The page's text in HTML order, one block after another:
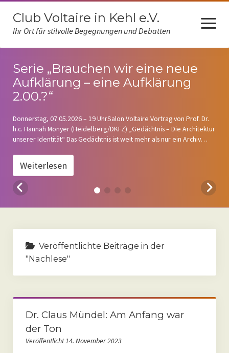
Club Voltaire in Kehl e.V.
Ihr Ort für stilvolle Begegnungen und Debatten
Menü
öffnen
Über uns
Unser Programm
Nachlese
Kunst im Salon
Kontakt und Anfahrt
Serie „Brauchen wir eine neue
Aufklärung – eine Aufklärung
2.00.?“
Donnerstag, 07.05.2026 – 19 UhrSalon Voltaire Vortrag von Prof. Dr.
h.c. Hannah Monyer (Heidelberg/DKFZ) „Gedächtnis – Die Architektur
unserer Identität“ Das Gedächtnis ist weit mehr als nur ein Archiv
Weiterlesen
Veröffentlichte Beiträge in der
"Nachlese"
Dr. Claus Mündel: Am Anfang war
der Ton
Veröffentlicht 14. November 2023